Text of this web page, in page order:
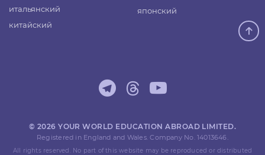
итальянский
китайский
японский
© 2026 YOUR WORLD EDUCATION ABROAD LIMITED.
Registered in England and Wales. Company No. 14013646.
All rights reserved. No part of this website may be reproduced or distributed